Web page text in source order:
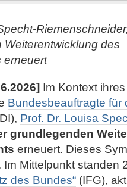
des
erneuert
Im Kontext
Bundesbeauftragte
Prof. Dr. Louisa
grundlegenden
erneuert. Dieses
Mittelpunkt standen
des Bundes“ (IFG),